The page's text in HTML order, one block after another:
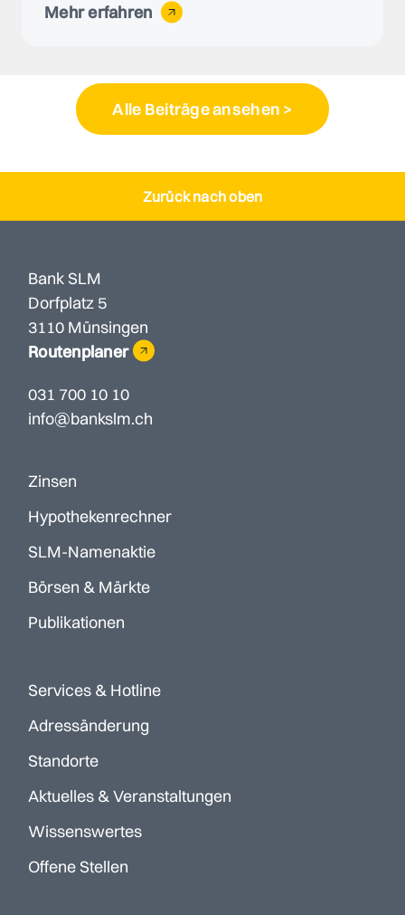
Mehr erfahren
Alle Beiträge ansehen >
Zurück nach oben
Bank SLM
Dorfplatz 5
3110 Münsingen
Routenplaner
031 700 10 10
info@bankslm.ch
Zinsen
Hypothekenrechner
SLM-Namenaktie
Börsen & Märkte
Publikationen
Services & Hotline
Adressänderung
Standorte
Aktuelles & Veranstaltungen
Wissenswertes
Offene Stellen